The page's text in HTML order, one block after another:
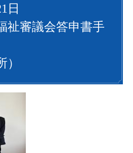
日
祉審議会答申書手
）